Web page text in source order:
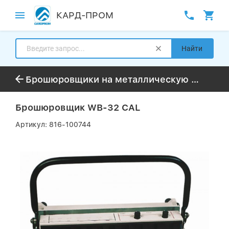
КАРД-ПРОМ
Найти
Брошюровщики на металлическую пружину
Брошюровщик WB-32 CAL
Артикул: 816-100744